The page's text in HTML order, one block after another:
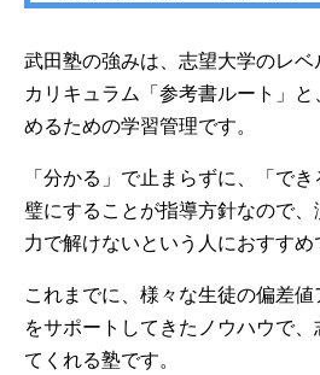
武田塾の強みは、志望大学のレ
カリキュラム「参考書ルート」
めるための学習管理です。
「分かる」で止まらずに、「で
璧にすることが指導方針なので
力で解けないという人におすすめ
これまでに、様々な生徒の偏差
をサポートしてきたノウハウで
てくれる塾です。